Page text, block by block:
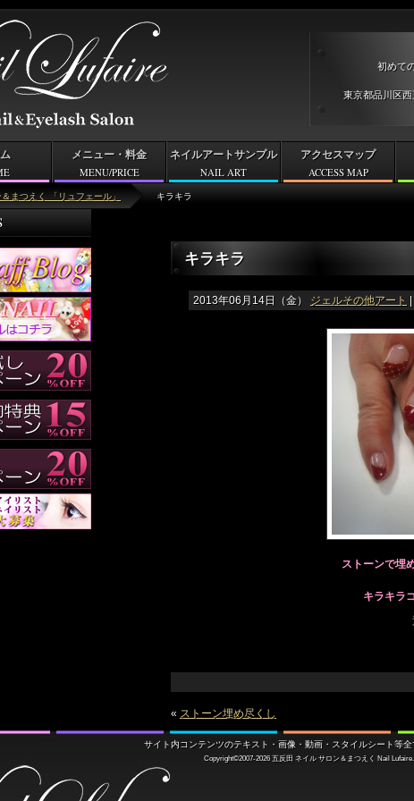
まつえく 「リュフェール」 キラキラ
イル
キラキラ
2013年06月14日（金） ジェルその他アート |
ストーンで埋
キラキラ
« ストーン埋め尽くし
サイト内コンテンツのテキスト・画像・動画・スタイルシート等全
Copyright©2007-2026 五反田 ネイル サロン＆まつえく Nail
初めて
東京都品川区
メニュー・料金
MENU/PRICE
ネイルアートサンプル
NAIL ART
アクセスマップ
ACCESS MAP